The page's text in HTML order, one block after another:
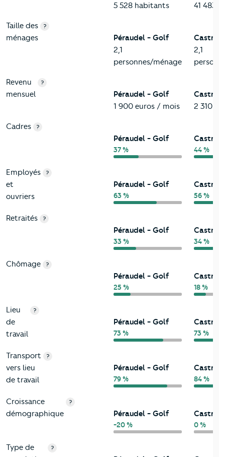
5 528 habitants
41 483
Taille des
ménages
?
Péraudel - Golf
2,1
personnes/ménage
Castres
2,1
Revenu
mensuel
?
Péraudel - Golf
1 900 euros / mois
Castres
2 310
Cadres ?
Péraudel - Golf
37 %
Castres
44 %
Employés
et
ouvriers
?
Péraudel - Golf
63 %
Castres
56 %
Retraités ?
Péraudel - Golf
33 %
Castres
34 %
Chômage ?
Péraudel - Golf
25 %
Castres
18 %
Lieu
de
travail
?
Péraudel - Golf
73 %
Castres
73 %
Transport
vers lieu
de travail
?
Péraudel - Golf
79 %
Castres
84 %
Croissance
démographique
?
Péraudel - Golf
-20 %
Castres
0 %
Type de
?